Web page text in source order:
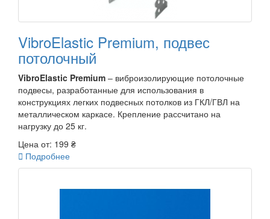
VibroElastic Premium, подвес
потолочный
VibroElastic Premium – виброизолирующие потолочные
подвесы, разработанные для использования в
конструкциях легких подвесных потолков из ГКЛ/ГВЛ на
металлическом каркасе. Крепление рассчитано на
нагрузку до 25 кг.
Цена от: 199 ₴
 Подробнее